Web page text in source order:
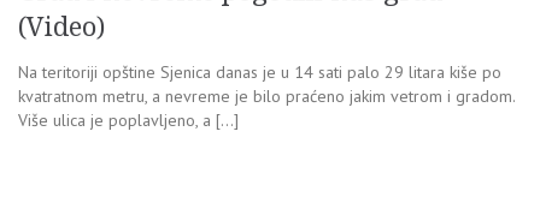
(Video)
Na teritoriji opštine Sjenica danas je u 14 sati palo 29 litara kiše po
kvatratnom metru, a nevreme je bilo praćeno jakim vetrom i gradom.
Više ulica je poplavljeno, a […]